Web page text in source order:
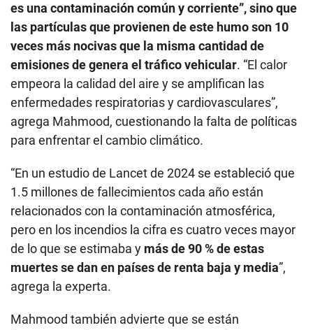
es una contaminación común y corriente”, sino que
las partículas que provienen de este humo son 10
veces más nocivas que la misma cantidad de
emisiones de genera el tráfico vehicular. “El calor
empeora la calidad del aire y se amplifican las
enfermedades respiratorias y cardiovasculares”,
agrega Mahmood, cuestionando la falta de políticas
para enfrentar el cambio climático.
“En un estudio de Lancet de 2024 se estableció que
1.5 millones de fallecimientos cada año están
relacionados con la contaminación atmosférica,
pero en los incendios la cifra es cuatro veces mayor
de lo que se estimaba y más de 90 % de estas
muertes se dan en países de renta baja y media”,
agrega la experta.
Mahmood también advierte que se están